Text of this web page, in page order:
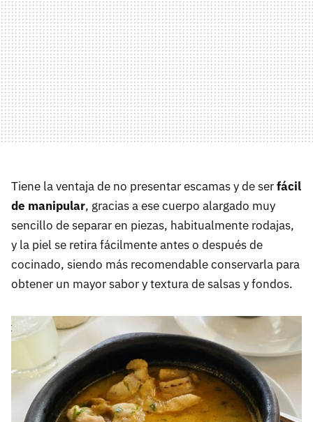
Tiene la ventaja de no presentar escamas y de serfácil
de manipular, gracias a ese cuerpo alargado muy
sencillo de separar en piezas, habitualmente rodajas,
y la piel se retira fácilmente antes o después de
cocinado, siendo más recomendable conservarla para
obtener un mayor sabor y textura de salsas y fondos.